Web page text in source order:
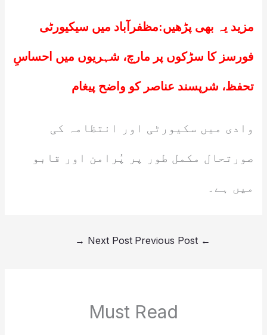
مزید یہ بھی پڑھیں:مظفرآباد میں سیکیورٹی
فورسز کا سڑکوں پر مارچ، شہریوں میں احساسِ
تحفظ، شرپسند عناصر کو واضح پیغام
وادی میں سکیورٹی اور انتظامہ کی
صورتحال مکمل طور پر پُرامن اور قابو
میں ہے۔
←
Next Post
→
Must Read